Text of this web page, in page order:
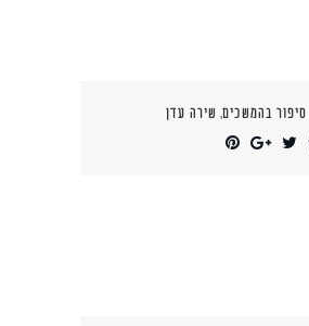
סיפור בהמשכים, שירה עדן